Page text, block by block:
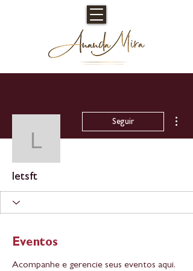
letsft
Seguir
letsft
Eventos
Acompanhe e gerencie seus eventos aqui.